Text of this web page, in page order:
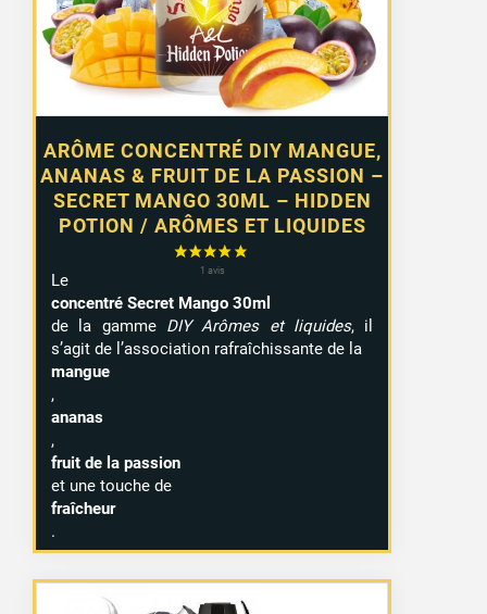
ARÔME CONCENTRÉ DIY MANGUE,
ANANAS & FRUIT DE LA PASSION –
SECRET MANGO 30ML – HIDDEN
POTION / ARÔMES ET LIQUIDES
Le
concentré Secret Mango 30ml
de la gammeDIY Arômes et liquides, il
s’agit de l’association rafraîchissante de la
mangue
,
ananas
,
fruit de la passion
et une touche de
fraîcheur
.